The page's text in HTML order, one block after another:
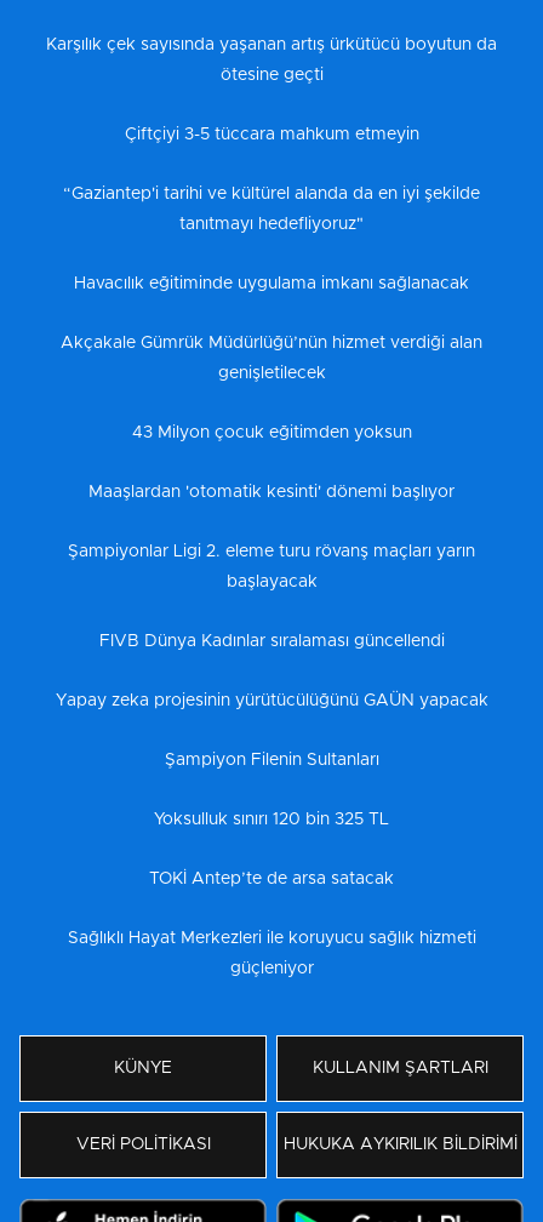
Karşılık çek sayısında yaşanan artış ürkütücü boyutun da
ötesine geçti
Çiftçiyi 3-5 tüccara mahkum etmeyin
“Gaziantep'i tarihi ve kültürel alanda da en iyi şekilde
tanıtmayı hedefliyoruz"
Havacılık eğitiminde uygulama imkanı sağlanacak
Akçakale Gümrük Müdürlüğü’nün hizmet verdiği alan
genişletilecek
43 Milyon çocuk eğitimden yoksun
Maaşlardan 'otomatik kesinti' dönemi başlıyor
Şampiyonlar Ligi 2. eleme turu rövanş maçları yarın
başlayacak
FIVB Dünya Kadınlar sıralaması güncellendi
Yapay zeka projesinin yürütücülüğünü GAÜN yapacak
Şampiyon Filenin Sultanları
Yoksulluk sınırı 120 bin 325 TL
TOKİ Antep’te de arsa satacak
Sağlıklı Hayat Merkezleri ile koruyucu sağlık hizmeti
güçleniyor
KÜNYE KULLANIM ŞARTLARI
VERİ POLİTİKASI HUKUKA AYKIRILIK BİLDİRİMİ